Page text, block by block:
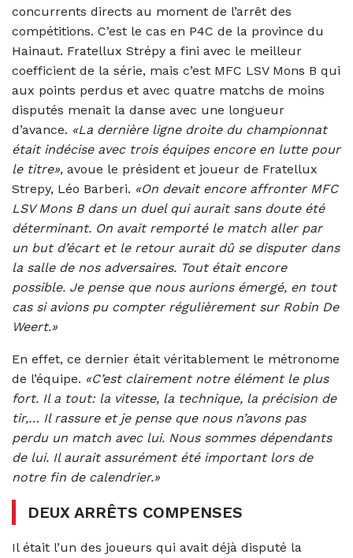
concurrents directs au moment de l’arrêt des
compétitions. C’est le cas en P4C de la province du
Hainaut. Fratellux Strépy a fini avec le meilleur
coefficient de la série, mais c’est MFC LSV Mons B qui
aux points perdus et avec quatre matchs de moins
disputés menait la danse avec une longueur
d’avance. «La dernière ligne droite du championnat
était indécise avec trois équipes encore en lutte pour
le titre», avoue le président et joueur de Fratellux
Strepy, Léo Barberi. «On devait encore affronter MFC
LSV Mons B dans un duel qui aurait sans doute été
déterminant. On avait remporté le match aller par
un but d’écart et le retour aurait dû se disputer dans
la salle de nos adversaires. Tout était encore
possible. Je pense que nous aurions émergé, en tout
cas si avions pu compter régulièrement sur Robin De
Weert.»
En effet, ce dernier était véritablement le métronome
de l’équipe. «C’est clairement notre élément le plus
fort. Il a tout: la vitesse, la technique, la précision de
tir,… Il rassure et je pense que nous n’avons pas
perdu un match avec lui. Nous sommes dépendants
de lui. Il aurait assurément été important lors de
notre fin de calendrier.»
DEUX ARRÊTS COMPENSES
Il était l’un des joueurs qui avait déjà disputé la